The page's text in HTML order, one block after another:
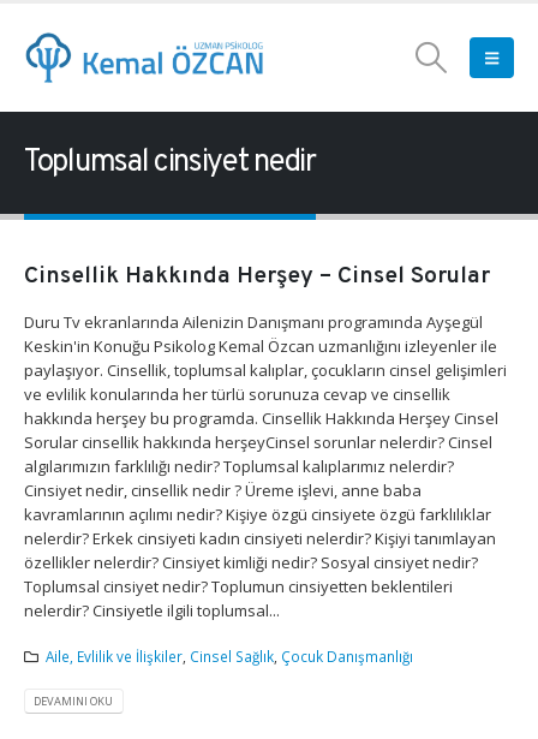
Toplumsal cinsiyet nedir
Cinsellik Hakkında Herşey – Cinsel Sorular
Duru Tv ekranlarında Ailenizin Danışmanı programında Ayşegül
Keskin'in Konuğu Psikolog Kemal Özcan uzmanlığını izleyenler ile
paylaşıyor. Cinsellik, toplumsal kalıplar, çocukların cinsel gelişimleri
ve evlilik konularında her türlü sorunuza cevap ve cinsellik
hakkında herşey bu programda. Cinsellik Hakkında Herşey Cinsel
Sorular cinsellik hakkında herşeyCinsel sorunlar nelerdir? Cinsel
algılarımızın farklılığı nedir? Toplumsal kalıplarımız nelerdir?
Cinsiyet nedir, cinsellik nedir ? Üreme işlevi, anne baba
kavramlarının açılımı nedir? Kişiye özgü cinsiyete özgü farklılıklar
nelerdir? Erkek cinsiyeti kadın cinsiyeti nelerdir? Kişiyi tanımlayan
özellikler nelerdir? Cinsiyet kimliği nedir? Sosyal cinsiyet nedir?
Toplumsal cinsiyet nedir? Toplumun cinsiyetten beklentileri
nelerdir? Cinsiyetle ilgili toplumsal...
Aile, Evlilik ve İlişkiler, Cinsel Sağlık, Çocuk Danışmanlığı
DEVAMINI OKU